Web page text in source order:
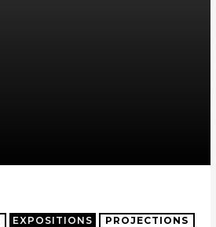
EXPOSITIONS
PROJECTIONS